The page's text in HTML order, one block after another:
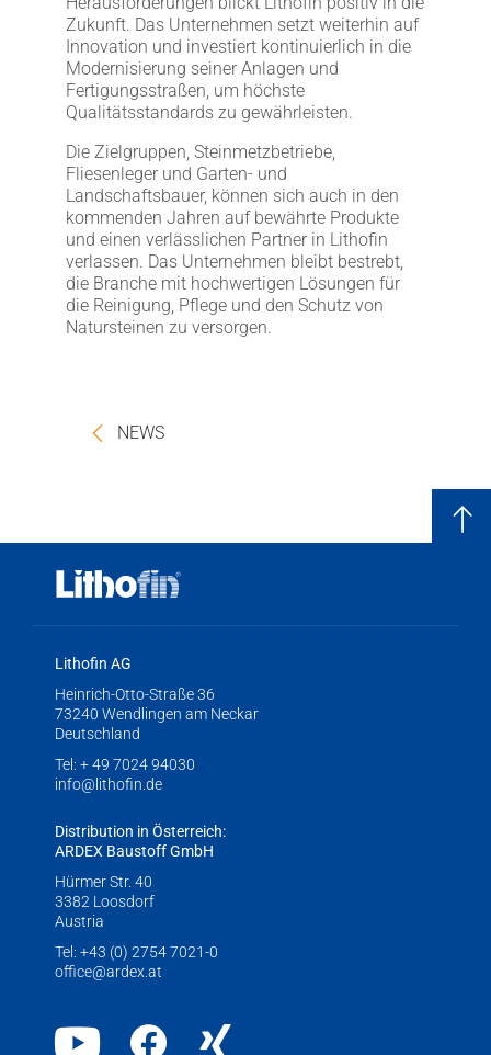
Zukunft. Das Unternehmen setzt weiterhin auf
Innovation und investiert kontinuierlich in die
Modernisierung seiner Anlagen und
Fertigungsstraßen, um höchste
Qualitätsstandards zu gewährleisten.
Die Zielgruppen, Steinmetzbetriebe,
Fliesenleger und Garten- und
Landschaftsbauer, können sich auch in den
kommenden Jahren auf bewährte Produkte
und einen verlässlichen Partner in Lithofin
verlassen. Das Unternehmen bleibt bestrebt,
die Branche mit hochwertigen Lösungen für
die Reinigung, Pflege und den Schutz von
Natursteinen zu versorgen.
NEWS
Lithofin AG
Heinrich-Otto-Straße 36
73240 Wendlingen am Neckar
Deutschland
Tel: + 49 7024 94030
info@lithofin.de
Distribution in Österreich:
ARDEX Baustoff GmbH
Hürmer Str. 40
3382 Loosdorf
Austria
Tel: +43 (0) 2754 7021-0
office@ardex.at
YoutubeFacebook